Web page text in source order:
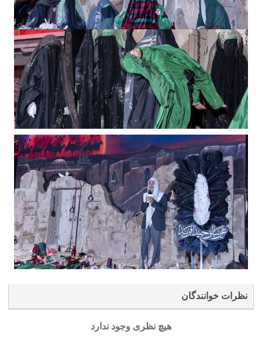
نظرات خوانندگان
هیچ نظری وجود ندارد